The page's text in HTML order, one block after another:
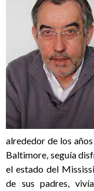
alrededor de los
Baltimore, seguía
el estado del
de sus padres,